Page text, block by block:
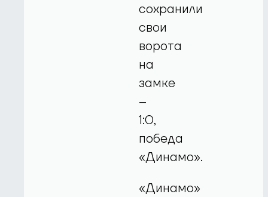
сохранили
свои
ворота
на
замке
–
1:0,
победа
«Динамо».
«Динамо»